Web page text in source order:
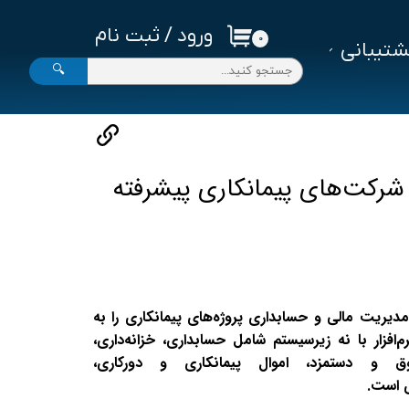
ورود / ثبت نام
خروج از حساب کاربری
۰
🔍
شرکت‌های پیمانکاری پیشرفته
مالی و حسابداری پروژه‌های پیمانکاری را به
با نه زیرسیستم شامل حسابداری، خزانه‌داری،
و دستمزد، اموال پیمانکاری و دورکاری،
است.